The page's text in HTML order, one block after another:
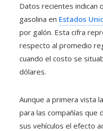
Datos recientes indican
gasolina en Estados
por galón. Esta cifra
respecto al promedio
cuando el costo se
dólares.
Aunque a primera vista
para las compañías que
sus vehículos el efecto